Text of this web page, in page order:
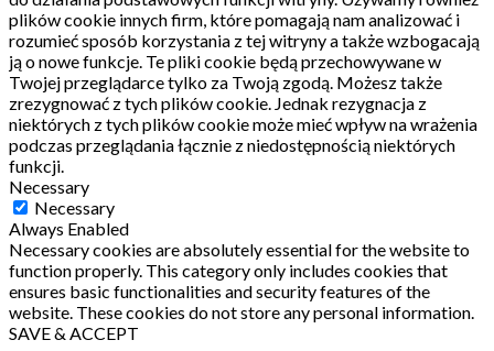
plików cookie innych firm, które pomagają nam analizować i
rozumieć sposób korzystania z tej witryny a także wzbogacają
ją o nowe funkcje. Te pliki cookie będą przechowywane w
Twojej przeglądarce tylko za Twoją zgodą. Możesz także
zrezygnować z tych plików cookie. Jednak rezygnacja z
niektórych z tych plików cookie może mieć wpływ na wrażenia
podczas przeglądania łącznie z niedostępnością niektórych
funkcji.
Necessary
Necessary
Always Enabled
Necessary cookies are absolutely essential for the website to
function properly. This category only includes cookies that
ensures basic functionalities and security features of the
website. These cookies do not store any personal information.
SAVE & ACCEPT